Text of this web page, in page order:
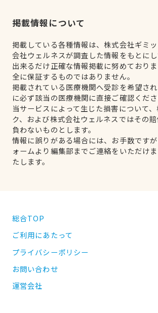
掲載情報について
掲載している各種情報は、株式会社ギミ
会社ウェルネスが調査した情報をもとにし
出来るだけ正確な情報掲載に努めており
全に保証するものではありません。
掲載されている医療機関へ受診を希望さ
に必ず該当の医療機関に直接ご確認くださ
当サービスによって生じた損害について
ク、および株式会社ウェルネスではその
負わないものとします。
情報に誤りがある場合には、お手数です
ォームより編集部までご連絡をいただけ
たします。
総合TOP
ご利用にあたって
プライバシーポリシー
お問い合わせ
運営会社